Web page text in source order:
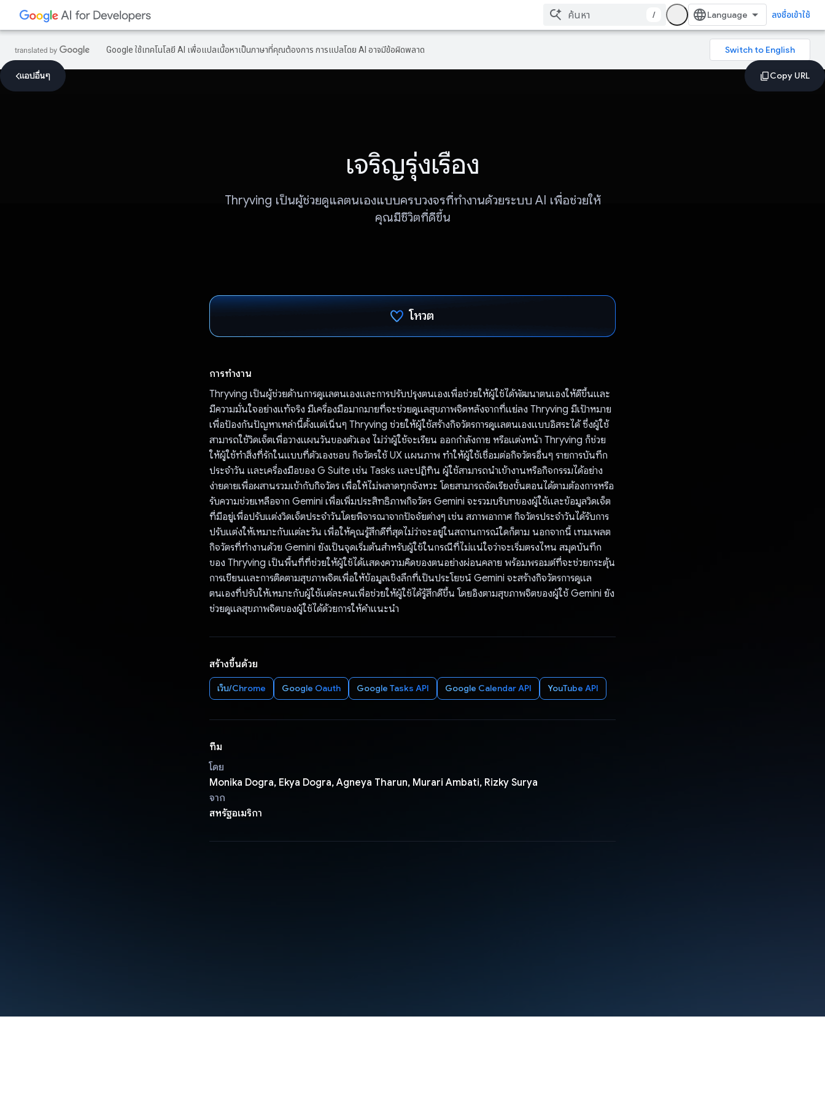
/ ลงชื่อเข้าใช้
Google ใช้เทคโนโลยี AI เพื่อแปลเนื้อหาเป็นภาษาที่คุณต้องการ การแปลโดย AI อาจมีข้อผิดพลาด
แอปอื่นๆ
เจริญรุ่งเรือง
Thryving เป็นผู้ช่วยดูแลตนเองแบบครบวงจรที่ทำงานด้วยระบบ AI เพื่อช่วยให้
คุณมีชีวิตที่ดีขึ้น
โหวต
การทำงาน
Thryving เป็นผู้ช่วยด้านการดูแลตนเองและการปรับปรุงตนเองเพื่อช่วยให้ผู้ใช้ได้พัฒนาตนเองให้ดีขึ้นและ
มีความมั่นใจอย่างแท้จริง มีเครื่องมือมากมายที่จะช่วยดูแลสุขภาพจิตหลังจากที่แย่ลง Thryving มีเป้าหมาย
เพื่อป้องกันปัญหาเหล่านี้ตั้งแต่เนิ่นๆ Thryving ช่วยให้ผู้ใช้สร้างกิจวัตรการดูแลตนเองแบบอิสระได้ ซึ่งผู้ใช้
สามารถใช้วิดเจ็ตเพื่อวางแผนวันของตัวเอง ไม่ว่าผู้ใช้จะเรียน ออกกำลังกาย หรือแต่งหน้า Thryving ก็ช่วย
ให้ผู้ใช้ทำสิ่งที่รักในแบบที่ตัวเองชอบ กิจวัตรใช้ UX แผนภาพ ทำให้ผู้ใช้เชื่อมต่อกิจวัตรอื่นๆ รายการบันทึก
ประจำวัน และเครื่องมือของ G Suite เช่น Tasks และปฏิทิน ผู้ใช้สามารถนำเข้างานหรือกิจกรรมได้อย่าง
ง่ายดายเพื่อผสานรวมเข้ากับกิจวัตร เพื่อให้ไม่พลาดทุกจังหวะ โดยสามารถจัดเรียงขั้นตอนได้ตามต้องการหรือ
รับความช่วยเหลือจาก Gemini เพื่อเพิ่มประสิทธิภาพกิจวัตร Gemini จะรวมบริบทของผู้ใช้และข้อมูลวิดเจ็ต
ที่มีอยู่เพื่อปรับแต่งวิดเจ็ตประจำวันโดยพิจารณาจากปัจจัยต่างๆ เช่น สภาพอากาศ กิจวัตรประจำวันได้รับการ
ปรับแต่งให้เหมาะกับแต่ละวัน เพื่อให้คุณรู้สึกดีที่สุดไม่ว่าจะอยู่ในสถานการณ์ใดก็ตาม นอกจากนี้ เทมเพลต
กิจวัตรที่ทำงานด้วย Gemini ยังเป็นจุดเริ่มต้นสำหรับผู้ใช้ในกรณีที่ไม่แน่ใจว่าจะเริ่มตรงไหน สมุดบันทึก
ของ Thryving เป็นพื้นที่ที่ช่วยให้ผู้ใช้ได้แสดงความคิดของตนอย่างผ่อนคลาย พร้อมพรอมต์ที่จะช่วยกระตุ้น
การเขียนและการติดตามสุขภาพจิตเพื่อให้ข้อมูลเชิงลึกที่เป็นประโยชน์ Gemini จะสร้างกิจวัตรการดูแล
ตนเองที่ปรับให้เหมาะกับผู้ใช้แต่ละคนเพื่อช่วยให้ผู้ใช้ได้รู้สึกดีขึ้น โดยอิงตามสุขภาพจิตของผู้ใช้ Gemini ยัง
ช่วยดูแลสุขภาพจิตของผู้ใช้ได้ด้วยการให้คำแนะนำ
สร้างขึ้นด้วย
เว็บ/Chrome Google Oauth Google Tasks API Google Calendar API YouTube API
ทีม
โดย
Monika Dogra, Ekya Dogra, Agneya Tharun, Murari Ambati, Rizky Surya
จาก
สหรัฐอเมริกา